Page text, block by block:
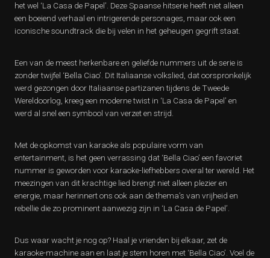
het wel ‘La Casa de Papel’. Deze Spaanse hitserie heeft niet alleen
een boeiend verhaal en intrigerende personages, maar ook een
iconische soundtrack die bij velen in het geheugen gegrift staat.
Een van de meest herkenbare en geliefde nummers uit de serie is
zonder twijfel ‘Bella Ciao’. Dit Italiaanse volkslied, dat oorspronkelijk
werd gezongen door Italiaanse partizanen tijdens de Tweede
Wereldoorlog, kreeg een moderne twist in ‘La Casa de Papel’ en
werd al snel een symbool van verzet en strijd.
Met de opkomst van karaoke als populaire vorm van
entertainment, is het geen verrassing dat ‘Bella Ciao’ een favoriet
nummer is geworden voor karaoke-liefhebbers overal ter wereld. Het
meezingen van dit krachtige lied brengt niet alleen plezier en
energie, maar herinnert ons ook aan de thema’s van vrijheid en
rebellie die zo prominent aanwezig zijn in ‘La Casa de Papel’.
Dus waar wacht je nog op? Haal je vrienden bij elkaar, zet de
karaoke-machine aan en laat je stem horen met ‘Bella Ciao’. Voel de